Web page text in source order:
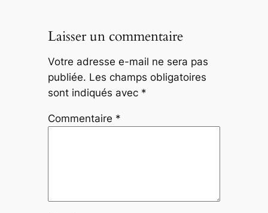
Laisser un commentaire
Votre adresse e-mail ne sera pas
publiée. Les champs obligatoires
sont indiqués avec *
Commentaire *